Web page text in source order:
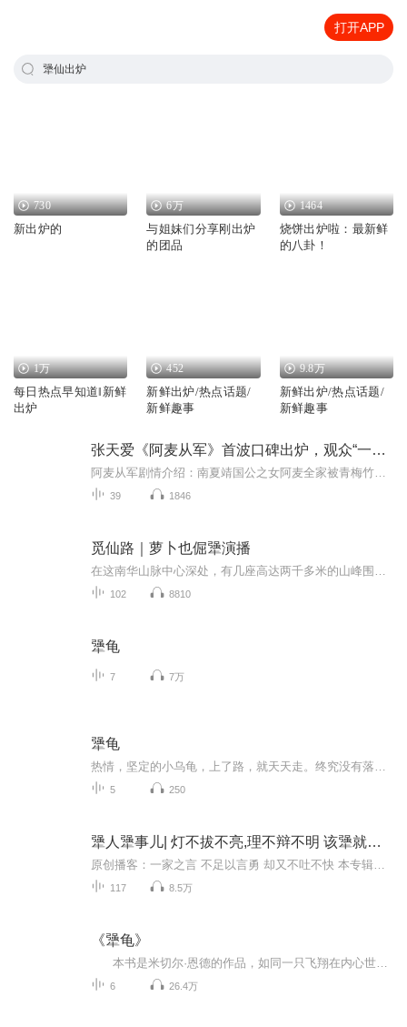
打开APP
犟仙出炉
730
新出炉的
6万
与姐妹们分享刚出炉
的团品
1464
烧饼出炉啦：最新鲜
的八卦！
1万
每日热点早知道‖新鲜
出炉
452
新鲜出炉/热点话题/
新鲜趣事
9.8万
新鲜出炉/热点话题/
新鲜趣事
张天爱《阿麦从军》首波口碑出炉，观众“一针见血”
39 1846
觅仙路｜萝卜也倔犟演播
102 8810
犟龟
7 7万
犟龟
5 250
犟人犟事儿| 灯不拔不亮,理不辩不明 该犟就得犟
117 8.5万
《犟龟》
6 26.4万